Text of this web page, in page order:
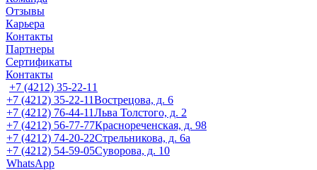
Отзывы
Карьера
Контакты
Партнеры
Сертификаты
Контакты
+7 (4212) 35-22-11
+7 (4212) 35-22-11Вострецова, д. 6
+7 (4212) 76-44-11Льва Толстого, д. 2
+7 (4212) 56-77-77Краснореченская, д. 98
+7 (4212) 74-20-22Стрельникова, д. 6а
+7 (4212) 54-59-05Суворова, д. 10
WhatsApp